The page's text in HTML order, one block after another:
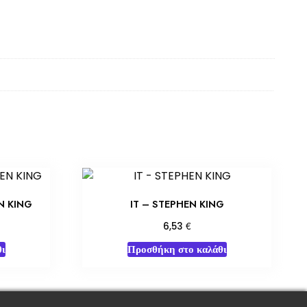
KING IT – STEPHEN KING
6,53 €
Προσθήκη στο καλάθι